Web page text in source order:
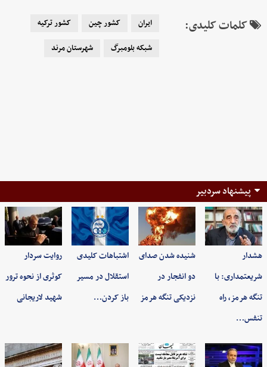
کلمات کلیدی: ایران کشور چین
کشور ترکیه
شبکه بلومبرگ
شهرستان مرند
پیشنهاد سردبیر
هشدار
شریعتمداری: با
تنگه هرمز، راه
تنفس…
شنیده شدن صدای
دو انفجار در
نزدیکی تنگه هرمز
اشتباهات کلیدی
استقلال در مسیر
باز کردن…
روایت سردار
کوثری از نحوه ترور
شهید لاریجانی